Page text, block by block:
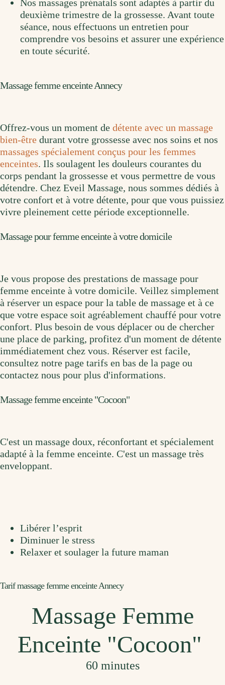
Nos massages prénatals sont adaptés à partir du
deuxième trimestre de la grossesse. Avant toute
séance, nous effectuons un entretien pour
comprendre vos besoins et assurer une expérience
en toute sécurité.
Massage femme enceinte Annecy
Offrez-vous un moment de détente avec un massage
bien-être durant votre grossesse avec nos soins et nos
massages spécialement conçus pour les femmes
enceintes. Ils soulagent les douleurs courantes du
corps pendant la grossesse et vous permettre de vous
détendre. Chez Eveil Massage, nous sommes dédiés à
votre confort et à votre détente, pour que vous puissiez
vivre pleinement cette période exceptionnelle.
Massage pour femme enceinte à votre domicile
Je vous propose des prestations de massage pour
femme enceinte à votre domicile. Veillez simplement
à réserver un espace pour la table de massage et à ce
que votre espace soit agréablement chauffé pour votre
confort. Plus besoin de vous déplacer ou de chercher
une place de parking, profitez d'un moment de détente
immédiatement chez vous. Réserver est facile,
consultez notre page tarifs en bas de la page ou
contactez nous pour plus d'informations.
Massage femme enceinte "Cocoon"
C'est un massage doux, réconfortant et spécialement
adapté à la femme enceinte. C'est un massage très
enveloppant.
Libérer l’esprit
Diminuer le stress
Relaxer et soulager la future maman
Tarif massage femme enceinte Annecy
Massage Femme
Enceinte "Cocoon"
60 minutes